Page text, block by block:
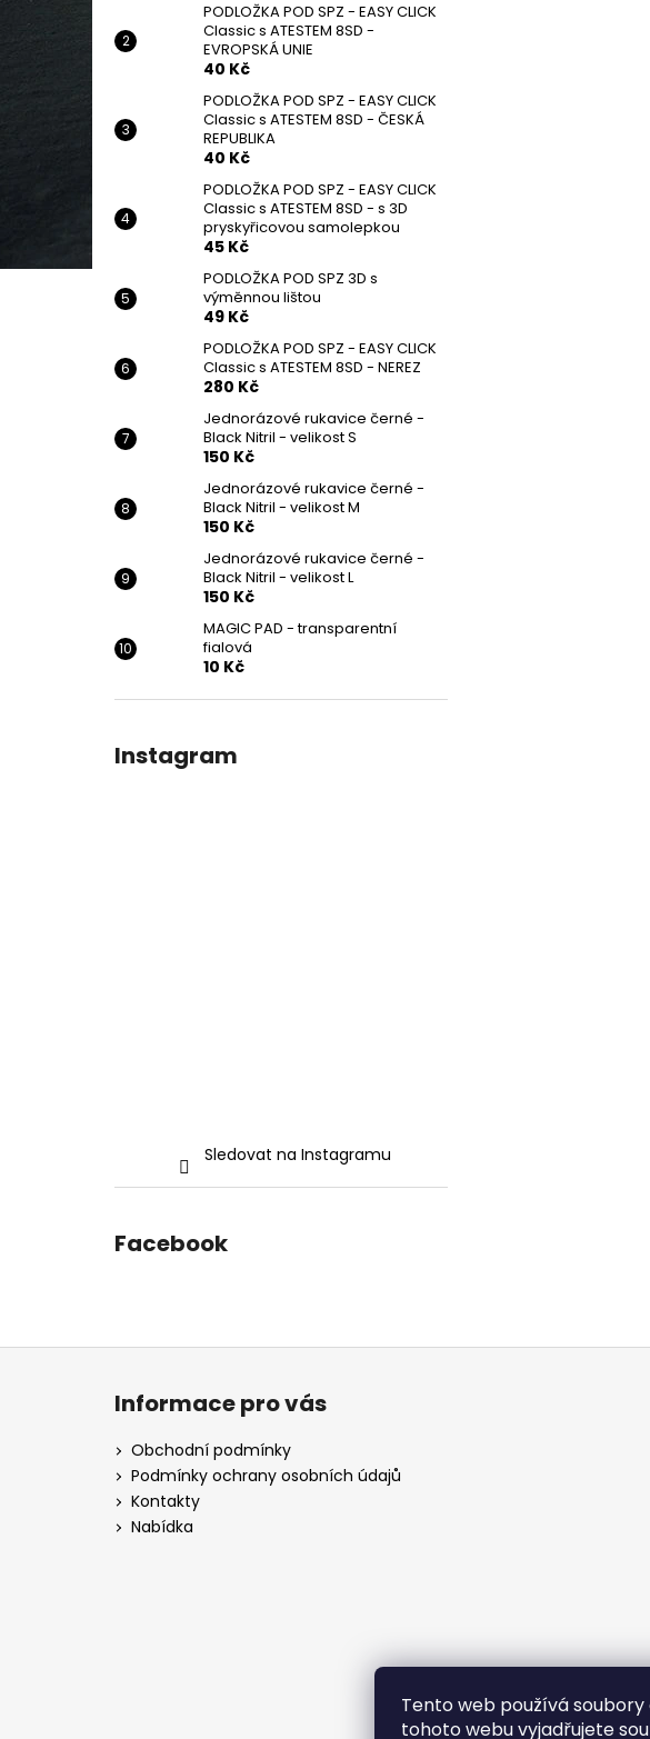
Tento web používá
tohoto webu vyjadřujete
PODLOŽKA POD SPZ - EASY CLICK
Classic s ATESTEM 8SD -
EVROPSKÁ UNIE
40 Kč
PODLOŽKA POD SPZ - EASY CLICK
Classic s ATESTEM 8SD - ČESKÁ
REPUBLIKA
40 Kč
PODLOŽKA POD SPZ - EASY CLICK
Classic s ATESTEM 8SD - s 3D
pryskyřicovou samolepkou
45 Kč
PODLOŽKA POD SPZ 3D s
výměnnou lištou
49 Kč
PODLOŽKA POD SPZ - EASY CLICK
Classic s ATESTEM 8SD - NEREZ
280 Kč
Jednorázové rukavice černé -
Black Nitril - velikost S
150 Kč
Jednorázové rukavice černé -
Black Nitril - velikost M
150 Kč
Jednorázové rukavice černé -
Black Nitril - velikost L
150 Kč
MAGIC PAD - transparentní
fialová
10 Kč
Instagram
Sledovat na Instagramu
Facebook
Z
Informace pro vás
Obchodní podmínky
Podmínky ochrany osobních údajů
Kontakty
Nabídka